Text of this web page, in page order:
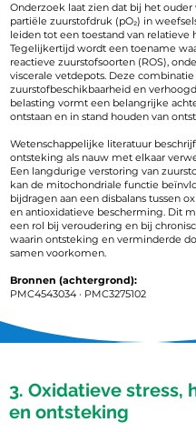
Onderzoek laat zien dat bij het ouder
partiële zuurstofdruk (pO₂) in
leiden tot een toestand van relatieve
Tegelijkertijd wordt een toename
reactieve zuurstofsoorten (ROS),
viscerale vetdepots. Deze
zuurstofbeschikbaarheid en
belasting vormt een belangrijke
ontstaan en in stand houden van
Wetenschappelijke literatuur
ontsteking als nauw met elkaar
Een langdurige verstoring van
kan de mitochondriale functie
bijdragen aan een disbalans tussen
en antioxidatieve bescherming. Dit
een rol bij veroudering en bij
waarin ontsteking en verminderde
samen voorkomen.
Bronnen (achtergrond):
PMC4543034 · PMC3275102
3. Oxidatieve stress,
en ontsteking